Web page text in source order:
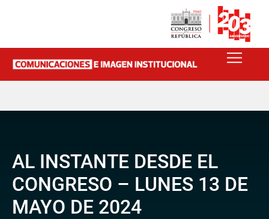
AL INSTANTE DESDE EL
CONGRESO – LUNES 13 DE
MAYO DE 2024